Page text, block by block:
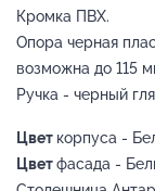
Кромка ПВХ.
Опора черная
возможна до 115
Ручка - черный
Цвет корпуса -
Цветфасада -